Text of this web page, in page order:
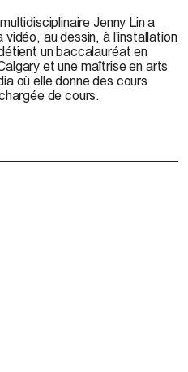
Jenny Lin a
au dessin, à l’installation
un baccalauréat en
et une maîtrise en arts
où elle donne des cours
de cours.